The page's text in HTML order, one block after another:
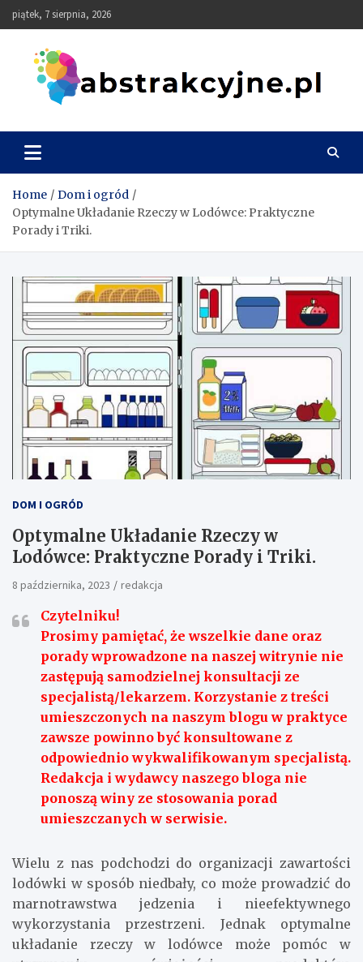
Skip
to
piątek, 7 sierpnia, 2026
Abstrakcyjne
Home
Dom i ogród
Optymalne Układanie Rzeczy w Lodówce: Praktyczne
Porady i Triki.
DOM I OGRÓD
Optymalne Układanie Rzeczy w
Lodówce: Praktyczne Porady i Triki.
8 października, 2023 redakcja
Czytelniku!
Prosimy pamiętać, że wszelkie dane oraz
porady wprowadzone na naszej witrynie nie
zastępują samodzielnej konsultacji ze
specjalistą/lekarzem. Korzystanie z treści
umieszczonych na naszym blogu w praktyce
zawsze powinno być konsultowane z
odpowiednio wykwalifikowanym specjalistą.
Redakcja i wydawcy naszego bloga nie
ponoszą winy ze stosowania porad
umieszczanych w serwisie.
Wielu z nas podchodzi do organizacji zawartości
lodówki w sposób niedbały, co może prowadzić do
marnotrawstwa jedzenia i nieefektywnego
wykorzystania przestrzeni. Jednak optymalne
układanie rzeczy w lodówce może pomóc w